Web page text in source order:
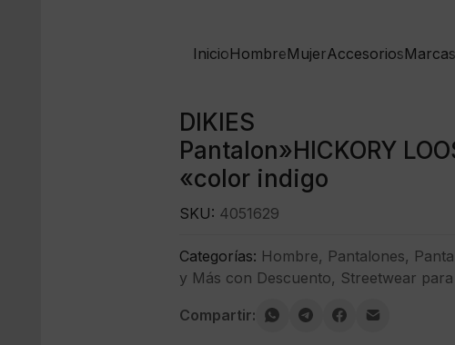
InicioHombreMujerAccesoriosMarcas
DIKIES
Pantalon»HICKORY
«color indigo
SKU: 4051629
Categorías: Hombre, Pantalones,
y Más con Descuento, Streetwear
Compartir: